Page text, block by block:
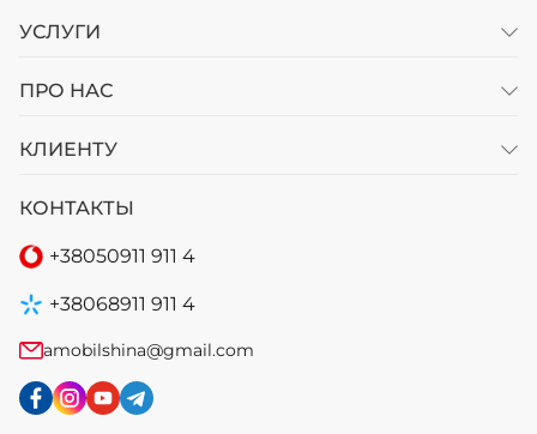
УСЛУГИ
ПРО НАС
КЛИЕНТУ
КОНТАКТЫ
+38050911 911 4
+38068911 911 4
amobilshina@gmail.com